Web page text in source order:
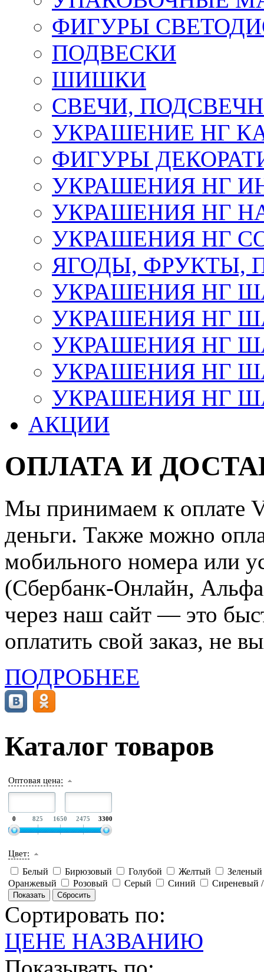
ФИГУРЫ
ПОДВЕСКИ
ШИШКИ
СВЕЧИ,
УКРАШЕНИЕ НГ
ФИГУРЫ
УКРАШЕНИЯ НГ
УКРАШЕНИЯ НГ
УКРАШЕНИЯ НГ
ЯГОДЫ, ФРУКТЫ,
УКРАШЕНИЯ НГ
УКРАШЕНИЯ НГ
УКРАШЕНИЯ НГ
УКРАШЕНИЯ НГ
УКРАШЕНИЯ НГ
АКЦИИ
ОПЛАТА И
Мы принимаем к оплате
деньги. Также можно
мобильного номера или
(Сбербанк-Онлайн,
через наш сайт — это
оплатить свой заказ, не
ПОДРОБНЕЕ
Каталог товаров
Оптовая цена:
0 825 1650 2475 3300
Цвет:
Белый Бирюзовый Голубой Желтый
Зеленый
Оранжевый
Розовый Серый Синий Сиреневый
Сортировать по:
ЦЕНЕ НАЗВАНИЮ